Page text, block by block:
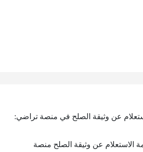
عن وثيقة الصلح في منصة تراضي:
الاستعلام عن وثيقة الصلح منصة